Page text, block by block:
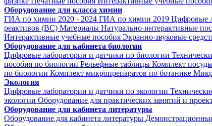
Оборудование для класса химии
ГИА по химии 2020 - 2024 ГИА по химии 2019 Цифровые
реактивов (ВС) Материалы Натурально-интерактивные
Интерактивные учебные пособия Экранно-звуковые
Оборудование для кабинета биологии
Цифровые лаборатории и датчики по биологии
пособия по биологии Рельефные таблицы Комплект
по биологии Комплект микропрепаратов по ботанике
Экология
Цифровые лаборатории и датчики по экологии
экологии Оборудование для практических занятий и
Оборудование для кабинета литературы
Оборудование для кабинета литературы